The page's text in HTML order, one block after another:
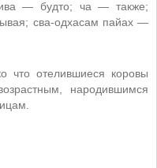
ива — будто; ча — также;
сва-одхасам пайах —
что отелившиеся коровы
народившимся